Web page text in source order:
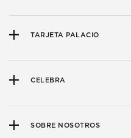
TARJETA PALACIO
CELEBRA
SOBRE NOSOTROS